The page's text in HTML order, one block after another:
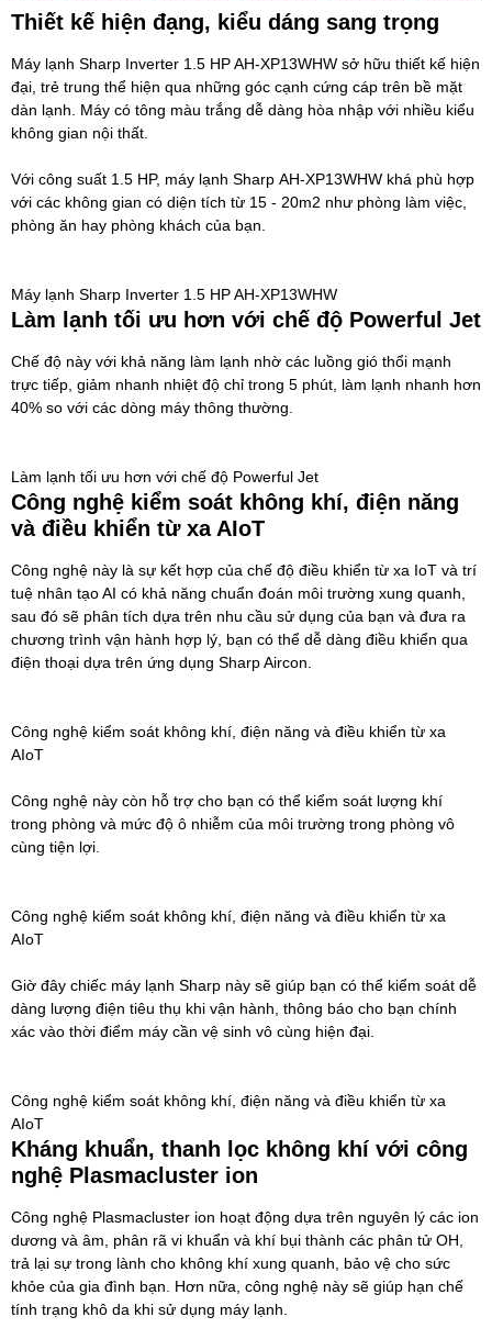
Thiết kế hiện đạng, kiểu dáng sang trọng
Máy lạnh Sharp Inverter 1.5 HP AH-XP13WHW sở hữu thiết kế hiện
đại, trẻ trung thể hiện qua những góc cạnh cứng cáp trên bề mặt
dàn lạnh. Máy có tông màu trắng dễ dàng hòa nhập với nhiều kiểu
không gian nội thất.
Với công suất 1.5 HP, máy lạnh Sharp AH-XP13WHW khá phù hợp
với các không gian có diện tích từ 15 - 20m2 như phòng làm việc,
phòng ăn hay phòng khách của bạn.
Máy lạnh Sharp Inverter 1.5 HP AH-XP13WHW
Làm lạnh tối ưu hơn với chế độ Powerful Jet
Chế độ này với khả năng làm lạnh nhờ các luồng gió thổi mạnh
trực tiếp, giảm nhanh nhiệt độ chỉ trong 5 phút, làm lạnh nhanh hơn
40% so với các dòng máy thông thường.
Làm lạnh tối ưu hơn với chế độ Powerful Jet
Công nghệ kiểm soát không khí, điện năng
và điều khiển từ xa AIoT
Công nghệ này là sự kết hợp của chế độ điều khiển từ xa IoT và trí
tuệ nhân tạo AI có khả năng chuẩn đoán môi trường xung quanh,
sau đó sẽ phân tích dựa trên nhu cầu sử dụng của bạn và đưa ra
chương trình vận hành hợp lý, bạn có thể dễ dàng điều khiển qua
điện thoại dựa trên ứng dụng Sharp Aircon.
Công nghệ kiểm soát không khí, điện năng và điều khiển từ xa
AIoT
Công nghệ này còn hỗ trợ cho bạn có thể kiểm soát lượng khí
trong phòng và mức độ ô nhiễm của môi trường trong phòng vô
cùng tiện lợi.
Công nghệ kiểm soát không khí, điện năng và điều khiển từ xa
AIoT
Giờ đây chiếc máy lạnh Sharp này sẽ giúp bạn có thể kiểm soát dễ
dàng lượng điện tiêu thụ khi vận hành, thông báo cho bạn chính
xác vào thời điểm máy cần vệ sinh vô cùng hiện đại.
Công nghệ kiểm soát không khí, điện năng và điều khiển từ xa
AIoT
Kháng khuẩn, thanh lọc không khí với công
nghệ Plasmacluster ion
Công nghệ Plasmacluster ion hoạt động dựa trên nguyên lý các ion
dương và âm, phân rã vi khuẩn và khí bụi thành các phân tử OH,
trả lại sự trong lành cho không khí xung quanh, bảo vệ cho sức
khỏe của gia đình bạn. Hơn nữa, công nghệ này sẽ giúp hạn chế
tính trạng khô da khi sử dụng máy lạnh.